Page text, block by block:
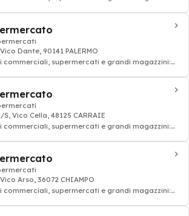
Dante, 90141 PALERMO
commerciali, supermercati e grandi magazzini:
S, Vico Cella, 48125 CARRAIE
commerciali, supermercati e grandi magazzini:
Arso, 36072 CHIAMPO
commerciali, supermercati e grandi magazzini: